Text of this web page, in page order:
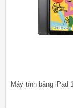
Máy tính bảng iPad